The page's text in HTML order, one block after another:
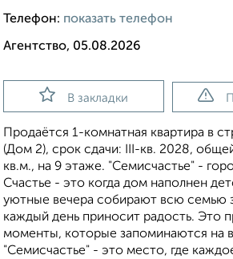
Телефон: показать телефон
Агентство, 05.08.2026
В закладки
Продаётся 1-комнатная квартира в
(Дом 2), срок сдачи: III-кв. 2028,
кв.м., на 9 этаже. "Семисчастье" -
Счастье - это когда дом наполнен
уютные вечера собирают всю семью
каждый день приносит радость. Это
моменты, которые запоминаются на
"Семисчастье" - это место, где